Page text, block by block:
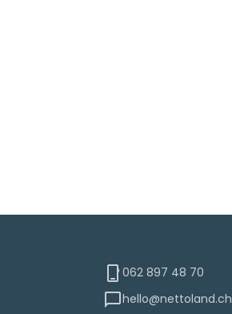
062 897 48 70
hello@nettoland.ch